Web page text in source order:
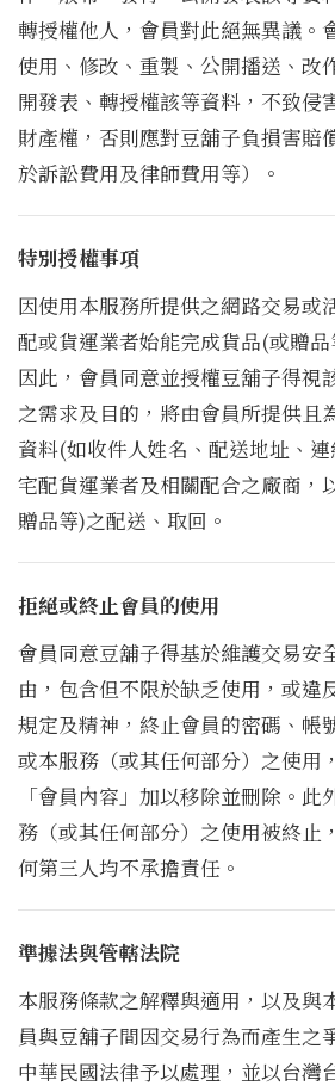
轉授權他人，會員對此絕無異議。
使用、修改、重製、公開播送、改
開發表、轉授權該等資料，不致侵
財產權，否則應對豆舖子負損害賠
於訴訟費用及律師費用等）。
特別授權事項
因使用本服務所提供之網路交易或
配或貨運業者始能完成貨品(或贈品
因此，會員同意並授權豆舖子得視
之需求及目的，將由會員所提供且
資料(如收件人姓名、配送地址、
宅配貨運業者及相關配合之廠商，
贈品等)之配送、取回。
拒絕或終止會員的使用
會員同意豆舖子得基於維護交易安
由，包含但不限於缺乏使用，或違
規定及精神，終止會員的密碼、帳
或本服務（或其任何部分）之使用
「會員內容」加以移除並刪除。
務（或其任何部分）之使用被終止
何第三人均不承擔責任。
準據法與管轄法院
本服務條款之解釋與適用，以及與
員與豆舖子間因交易行為而產生之
中華民國法律予以處理，並以台灣